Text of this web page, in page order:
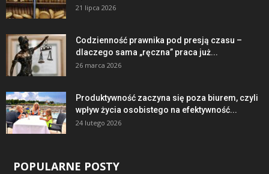
21 lipca 2026
Codzienność prawnika pod presją czasu –
dlaczego sama „ręczna” praca już...
26 marca 2026
Produktywność zaczyna się poza biurem, czyli
wpływ życia osobistego na efektywność...
24 lutego 2026
POPULARNE POSTY